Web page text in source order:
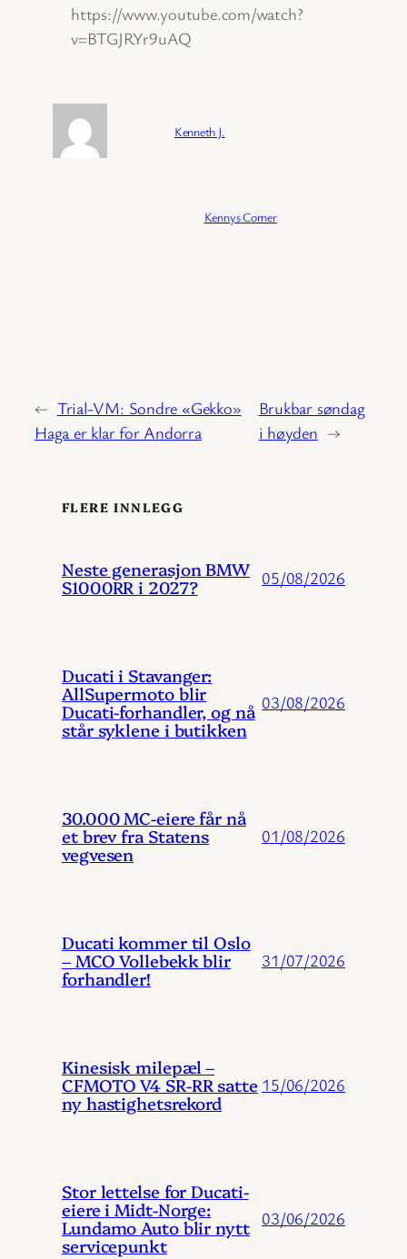
https://www.youtube.com/watch?
v=BTGJRYr9uAQ
Kenneth J.
Kennys Corner
← Trial-VM: Sondre «Gekko»
Haga er klar for Andorra
Brukbar søndag
i høyden →
FLERE INNLEGG
Neste generasjon BMW
S1000RR i 2027? 05/08/2026
Ducati i Stavanger:
AllSupermoto blir
Ducati-forhandler, og nå
står syklene i butikken
03/08/2026
30.000 MC-eiere får nå
et brev fra Statens
vegvesen
01/08/2026
Ducati kommer til Oslo
– MCO Vollebekk blir
forhandler!
31/07/2026
Kinesisk milepæl –
CFMOTO V4 SR-RR satte
ny hastighetsrekord
15/06/2026
Stor lettelse for Ducati-
eiere i Midt-Norge:
Lundamo Auto blir nytt
servicepunkt
03/06/2026